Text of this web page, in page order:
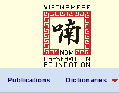
Publications Dictionaries